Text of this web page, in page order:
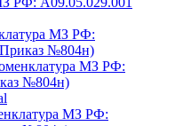
МЗ РФ:
№804н)
МЗ РФ:
№804н)
МЗ РФ: